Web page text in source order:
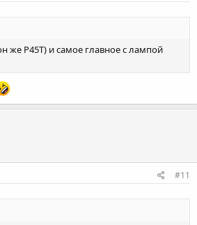
же P45T) и самое главное с лампой
#11